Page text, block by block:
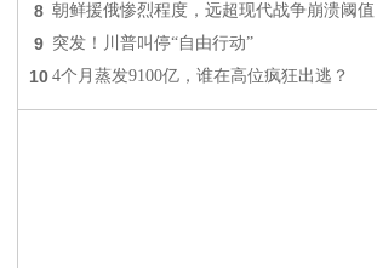
8 朝鲜援俄惨烈程度，远超现代战争崩溃阈值
9 突发！川普叫停“自由行动”
10 4个月蒸发9100亿，谁在高位疯狂出逃？